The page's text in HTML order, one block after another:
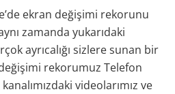
ekran değişimi rekorunu
zamanda yukarıdaki
ayrıcalığı sizlere sunan bir
rekorumuz Telefon
videolarımız ve